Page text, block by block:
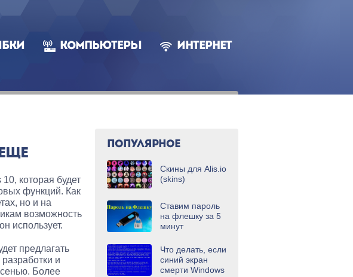
КОМПЬЮТЕРЫ ИНТЕРНЕТ
которая будет
функций. Как
но и на
возможность
использует.
предлагать
и
Более
ПОПУЛЯРНОЕ
Скины для Alis.io
(skins)
Ставим пароль
на флешку за 5
минут
Что делать, если
синий экран
смерти Windows